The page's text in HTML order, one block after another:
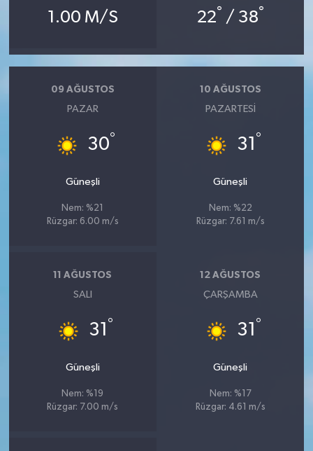
1.00 M/S 22° / 38°
09 AĞUSTOS
PAZAR
30°
Güneşli
Nem: %21
Rüzgar: 6.00 m/s
10 AĞUSTOS
PAZARTESI
31 °
Güneşli
Nem: %22
Rüzgar: 7.61 m/s
11 AĞUSTOS
SALI
31 °
Güneşli
Nem: %19
Rüzgar: 7.00 m/s
12 AĞUSTOS
ÇARŞAMBA
31 °
Güneşli
Nem: %17
Rüzgar: 4.61 m/s